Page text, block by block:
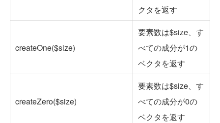
クタを返す
createOne($size)
要素数は$size、す
べての成分が1の
ベクタを返す
createZero($size)
要素数は$size、す
べての成分が0の
ベクタを返す